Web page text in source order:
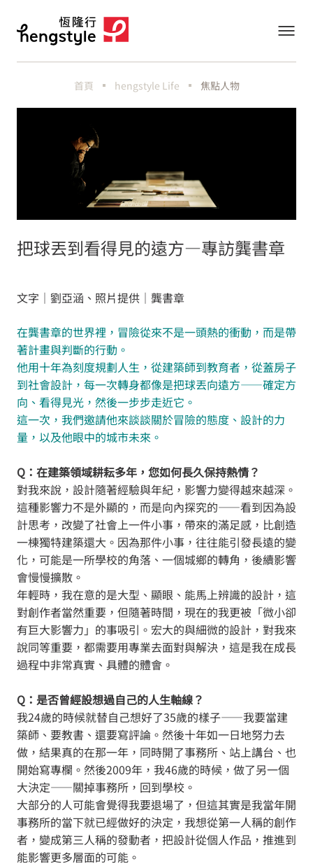
首頁 hengstyle Life 焦點人物
把球丟到看得見的遠方—專訪龔書章
文字｜劉亞涵、照片提供｜龔書章
在龔書章的世界裡，冒險從來不是一頭熱的衝動，而是帶
著計畫與判斷的行動。
他用十年為刻度規劃人生，從建築師到教育者，從蓋房子
到社會設計，每一次轉身都像是把球丟向遠方——確定方
向、看得見光，然後一步步走近它。
這一次，我們邀請他來談談關於冒險的態度、設計的力
量，以及他眼中的城市未來。
Q：在建築領域耕耘多年，您如何長久保持熱情？
對我來說，設計隨著經驗與年紀，影響力變得越來越深。
這種影響力不是外顯的，而是向內探究的——看到因為設
計思考，改變了社會上一件小事，帶來的滿足感，比創造
一棟獨特建築還大。因為那件小事，往往能引發長遠的變
化，可能是一所學校的角落、一個城鄉的轉角，後續影響
會慢慢擴散。
年輕時，我在意的是大型、顯眼、能馬上辨識的設計，這
對創作者當然重要，但隨著時間，現在的我更被「微小卻
有巨大影響力」的事吸引。宏大的與細微的設計，對我來
說同等重要，都需要用專業去面對與解決，這是我在成長
過程中非常真實、具體的體會。
Q：是否曾經設想過自己的人生軸線？
我24歲的時候就替自己想好了35歲的樣子——我要當建
築師、要教書、還要寫評論。然後十年如一日地努力去
做，結果真的在那一年，同時開了事務所、站上講台、也
開始寫專欄。然後2009年，我46歲的時候，做了另一個
大決定——關掉事務所，回到學校。
大部分的人可能會覺得我要退場了，但這其實是我當年開
事務所的當下就已經做好的決定，我想從第一人稱的創作
者，變成第三人稱的發動者，把設計從個人作品，推進到
能影響更多層面的可能。